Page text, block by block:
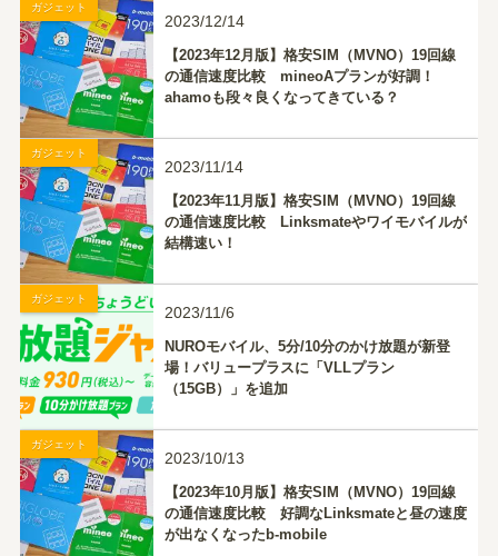
ガジェット
2023/12/14
【2023年12月版】格安SIM（MVNO）19回線
の通信速度比較 mineoAプランが好調！
ahamoも段々良くなってきている？
ガジェット
2023/11/14
【2023年11月版】格安SIM（MVNO）19回線
の通信速度比較 Linksmateやワイモバイルが
結構速い！
ガジェット
2023/11/6
NUROモバイル、5分/10分のかけ放題が新登
場！バリュープラスに「VLLプラン
（15GB）」を追加
ガジェット
2023/10/13
【2023年10月版】格安SIM（MVNO）19回線
の通信速度比較 好調なLinksmateと昼の速度
が出なくなったb-mobile